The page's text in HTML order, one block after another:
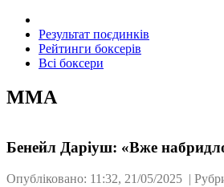
Результат поєдинків
Рейтинги боксерів
Всі боксери
ММА
Бенейл Даріуш: «Вже
Опубліковано: 11:32, 21/05/2025 |